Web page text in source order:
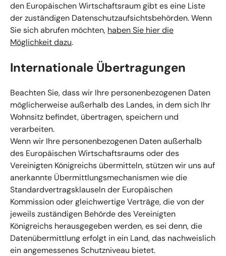
den Europäischen Wirtschaftsraum gibt es eine Liste
der zuständigen Datenschutzaufsichtsbehörden. Wenn
Sie sich abrufen möchten, haben Sie hier die
Möglichkeit dazu.
Internationale Übertragungen
Beachten Sie, dass wir Ihre personenbezogenen Daten
möglicherweise außerhalb des Landes, in dem sich Ihr
Wohnsitz befindet, übertragen, speichern und
verarbeiten.
Wenn wir Ihre personenbezogenen Daten außerhalb
des Europäischen Wirtschaftsraums oder des
Vereinigten Königreichs übermitteln, stützen wir uns auf
anerkannte Übermittlungsmechanismen wie die
Standardvertragsklauseln der Europäischen
Kommission oder gleichwertige Verträge, die von der
jeweils zuständigen Behörde des Vereinigten
Königreichs herausgegeben werden, es sei denn, die
Datenübermittlung erfolgt in ein Land, das nachweislich
ein angemessenes Schutzniveau bietet.